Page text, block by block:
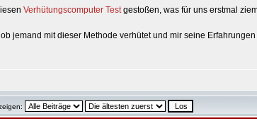
Verhütungscomputer Testgestoßen, was für uns erstmal
jemand mit dieser Methode verhütet und mir seine